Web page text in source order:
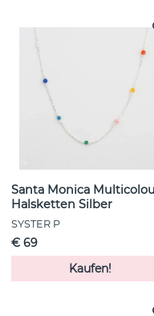
Santa Monica
Halsketten Silber
SYSTER P
€ 69
Kaufen!